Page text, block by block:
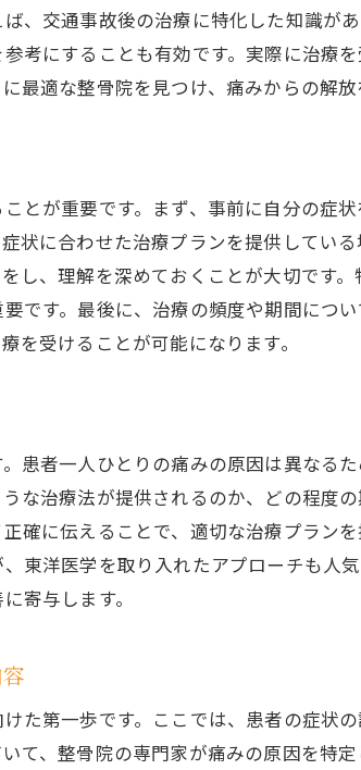
プランの立て方
わせた個別治療の重要性
奨する痛み改善のための最新技術
波治療の進化
を使った精密評価技術
グを取り入れたリハビリ法
た痛みの根本改善
院が導入する新しい治療機器
るための整骨院の痛み改善アプローチ
防ぐための予防法
る生活改善のためのサポート
しによる痛みの軽減
を整骨院で身につける
ひとりに合った治療プラン
み緩和手技の紹介
、交通事故後の治療に特化した知識が
考にすることも有効です。実際に治療
適な整骨院を見つけ、痛みからの解放
とが重要です。まず、事前に自分の症
状に合わせた治療プランを提供してい
し、理解を深めておくことが大切です
です。最後に、治療の頻度や期間につ
を受けることが可能になります。
患者一人ひとりの痛みの原因は異なる
な治療法が提供されるのか、どの程度
確に伝えることで、適切な治療プラン
東洋医学を取り入れたアプローチも人
寄与します。
た第一歩です。ここでは、患者の症状
て、整骨院の専門家が痛みの原因を特